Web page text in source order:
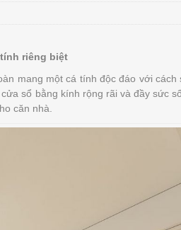
riêng biệt
mang một cá tính độc đáo với cách
sổ bằng kính rộng rãi và đầy sức
căn nhà.